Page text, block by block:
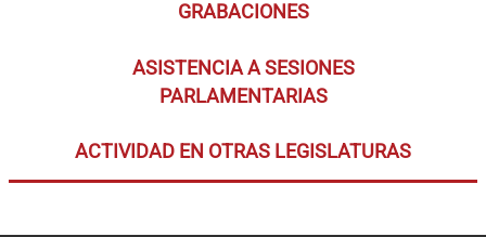
GRABACIONES
ASISTENCIA A SESIONES
PARLAMENTARIAS
ACTIVIDAD EN OTRAS LEGISLATURAS